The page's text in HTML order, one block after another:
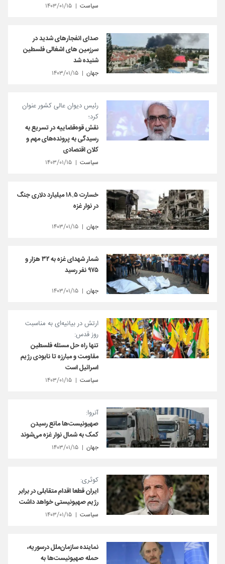
سیاست ۱۴۰۳/۰۱/۱۵
صدای انفجارهای شدید در
سرزمین های اشغالی فلسطین
شنیده شد
جهان ۱۴۰۳/۰۱/۱۵
رئیس دیوان عالی کشور عنوان
کرد؛
نقش قوه‌قضاییه در تسریع به
رسیدگی به پرونده‌های مهم و
کلان اقتصادی
سیاست ۱۴۰۳/۰۱/۱۵
خسارت ۱۸.۵ میلیارد دلاری جنگ
در نوار غزه
جهان ۱۴۰۳/۰۱/۱۵
شمار شهدای غزه به ۳۲ هزار و
۹۷۵ نفر رسید
جهان ۱۴۰۳/۰۱/۱۵
ارتش در بیانیه‌ای به مناسبت
روز قدس:
تنها راه حل مسئله فلسطین
مقاومت و مبارزه تا نابودی رژیم
اسرائیل است
سیاست ۱۴۰۳/۰۱/۱۵
آنروا:
صهیونیست‌ها مانع رسیدن
کمک‌ به شمال نوار غزه می‌شوند
جهان ۱۴۰۳/۰۱/۱۵
کوثری:
ایران قطعا اقدام متقابلی در برابر
رژیم صهیونیستی خواهد داشت
سیاست ۱۴۰۳/۰۱/۱۵
نماینده سازمان‌ملل درسوریه،
حمله صهیونیست‌ها به